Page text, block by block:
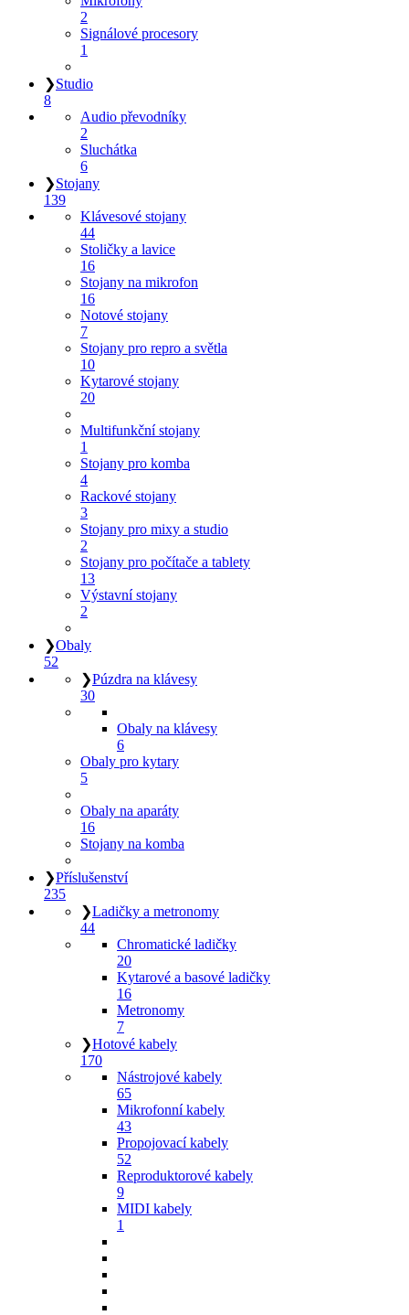
2
Signálové procesory
1
❯Studio
8
Audio převodníky
2
Sluchátka
6
❯Stojany
139
Klávesové stojany
44
Stoličky a lavice
16
Stojany na mikrofon
16
Notové stojany
7
Stojany pro repro a světla
10
Kytarové stojany
20
Multifunkční stojany
1
Stojany pro komba
4
Rackové stojany
3
Stojany pro mixy a studio
2
Stojany pro počítače a tablety
13
Výstavní stojany
2
❯Obaly
52
❯Púzdra na klávesy
30
Obaly na klávesy
6
Obaly pro kytary
5
Obaly na aparáty
16
Stojany na komba
❯Příslušenství
235
❯Ladičky a metronomy
44
Chromatické ladičky
20
Kytarové a basové ladičky
16
Metronomy
7
❯Hotové kabely
170
Nástrojové kabely
65
Mikrofonní kabely
43
Propojovací kabely
52
Reproduktorové kabely
9
MIDI kabely
1